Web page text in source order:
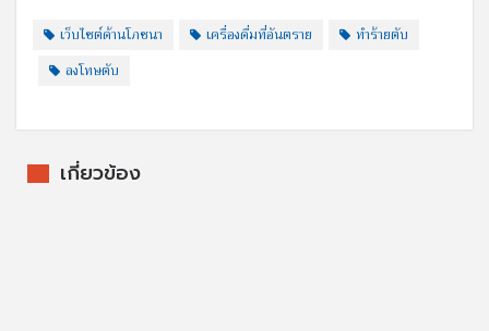
เว็บไซต์ด้านโภชนา เครื่องดื่มที่อันตราย
ทำร้ายตับ
ลงโทษตับ
เกี่ยวข้อง